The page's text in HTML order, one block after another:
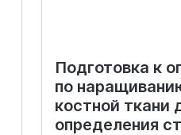
Подготовка к
по
костной ткани
определения